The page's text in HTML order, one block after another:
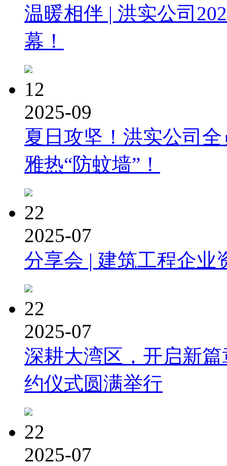
温暖相伴 | 洪实公司
幕！
12
2025-09
夏日攻坚！洪实公司
雅热“防蚊墙”！
22
2025-07
分享会 | 建筑工程企业
22
2025-07
深耕大湾区，开启新
约仪式圆满举行
22
2025-07